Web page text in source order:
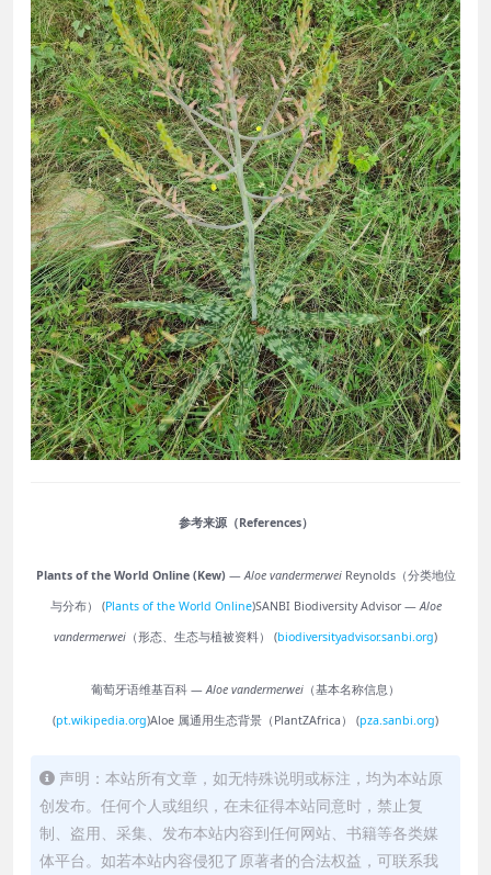
参考来源（References）
Plants of the World Online (Kew)—Aloe vandermerweiReynolds（分类地位
与分布） (Plants of the World Online)SANBI Biodiversity Advisor —Aloe
vandermerwei （形态、生态与植被资料） (biodiversityadvisor.sanbi.org)
葡萄牙语维基百科 —Aloe vandermerwei （基本名称信息）
(pt.wikipedia.org)Aloe 属通用生态背景（PlantZAfrica） (pza.sanbi.org)
声明：本站所有文章，如无特殊说明或标注，均为本站原
创发布。任何个人或组织，在未征得本站同意时，禁止复
制、盗用、采集、发布本站内容到任何网站、书籍等各类媒
体平台。如若本站内容侵犯了原著者的合法权益，可联系我